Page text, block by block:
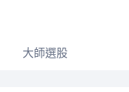
大師選股